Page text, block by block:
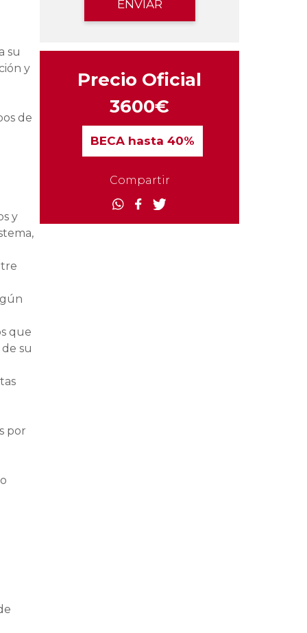
su
y
de
y
que
su
por
Precio Oficial
3600€
BECAhasta 40%
Compartir